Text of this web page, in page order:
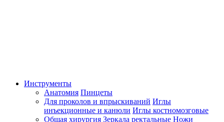
Инструменты
Анатомия Пинцеты
Для проколов и впрыскиваний Иглы
инъекционные и канюли Иглы костномозговые
Общая хирургия Зеркала ректальные Ножи